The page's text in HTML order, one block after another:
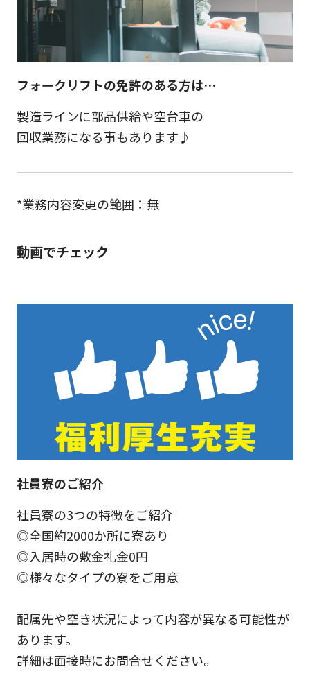
フォークリフトの免許のある方は…
製造ラインに部品供給や空台車の
回収業務になる事もあります♪
*業務内容変更の範囲：無
動画でチェック
社員寮のご紹介
社員寮の3つの特徴をご紹介
◎全国約2000か所に寮あり
◎入居時の敷金礼金0円
◎様々なタイプの寮をご用意
配属先や空き状況によって内容が異なる可能性が
あります。
詳細は面接時にお問合せください。